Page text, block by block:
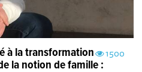
1500
à la transformation
la notion de famille :